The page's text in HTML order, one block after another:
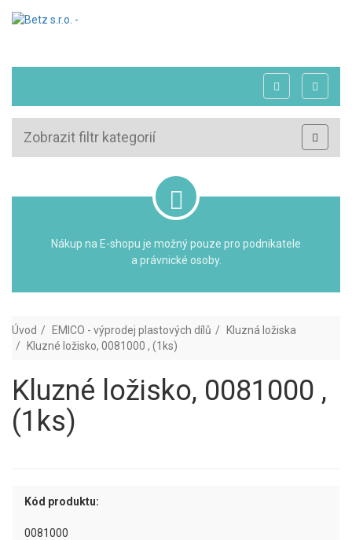
Zobrazit filtr kategorií
Nákup na E-shopu je možný pouze pro podnikatele
a právnické osoby.
Úvod EMICO - výprodej plastových dílů
Kluzná ložiska
Kluzné ložisko, 0081000 , (1ks)
Kluzné ložisko, 0081000 ,
(1ks)
Kód produktu:
0081000